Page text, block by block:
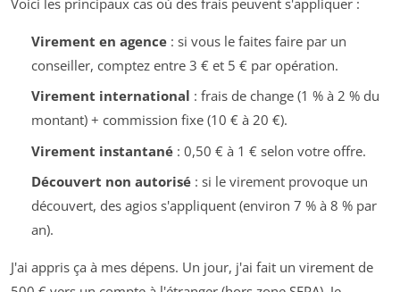
Virement en agence: si vous le faites faire par un
conseiller, comptez entre 3 € et 5 € par opération.
Virement international : frais de change (1 % à 2 % du
montant) + commission fixe (10 € à 20 €).
Virement instantané: 0,50 € à 1 € selon votre offre.
Découvert non autorisé: si le virement provoque un
découvert, des agios s'appliquent (environ 7 % à 8 % par
an).
J'ai appris ça à mes dépens. Un jour, j'ai fait un virement de